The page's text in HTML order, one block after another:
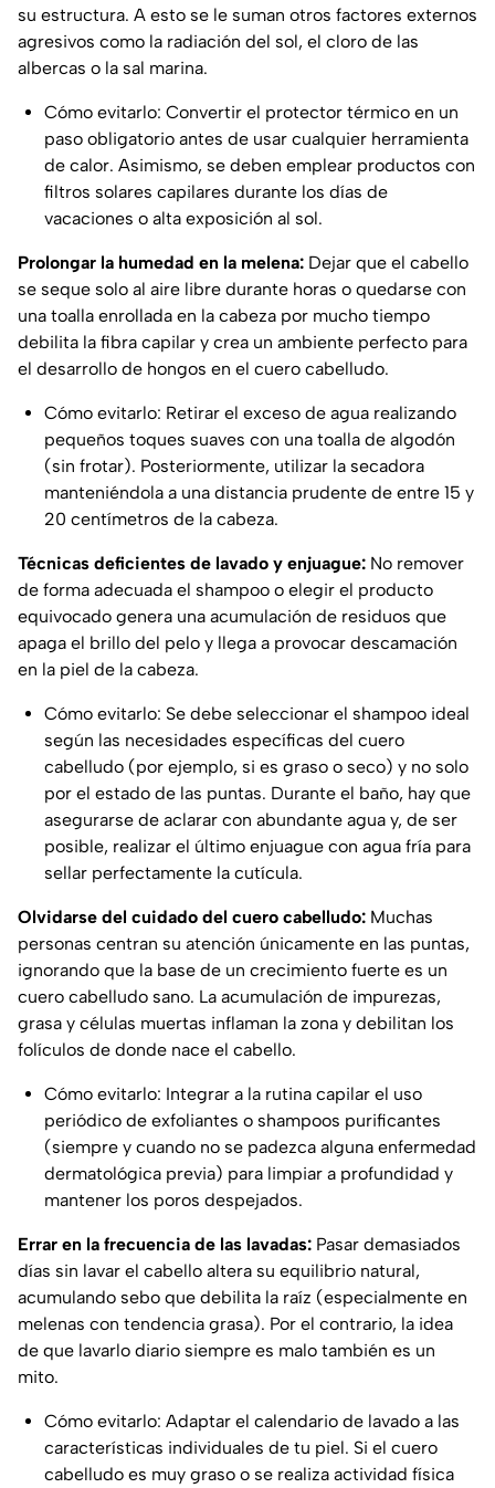
su estructura. A esto se le suman otros factores externos
agresivos como la radiación del sol, el cloro de las
albercas o la sal marina.
Cómo evitarlo: Convertir el protector térmico en un
paso obligatorio antes de usar cualquier herramienta
de calor. Asimismo, se deben emplear productos con
filtros solares capilares durante los días de
vacaciones o alta exposición al sol.
Prolongar la humedad en la melena: Dejar que el cabello
se seque solo al aire libre durante horas o quedarse con
una toalla enrollada en la cabeza por mucho tiempo
debilita la fibra capilar y crea un ambiente perfecto para
el desarrollo de hongos en el cuero cabelludo.
Cómo evitarlo: Retirar el exceso de agua realizando
pequeños toques suaves con una toalla de algodón
(sin frotar). Posteriormente, utilizar la secadora
manteniéndola a una distancia prudente de entre 15 y
20 centímetros de la cabeza.
Técnicas deficientes de lavado y enjuague: No remover
de forma adecuada el shampoo o elegir el producto
equivocado genera una acumulación de residuos que
apaga el brillo del pelo y llega a provocar descamación
en la piel de la cabeza.
Cómo evitarlo: Se debe seleccionar el shampoo ideal
según las necesidades específicas del cuero
cabelludo (por ejemplo, si es graso o seco) y no solo
por el estado de las puntas. Durante el baño, hay que
asegurarse de aclarar con abundante agua y, de ser
posible, realizar el último enjuague con agua fría para
sellar perfectamente la cutícula.
Olvidarse del cuidado del cuero cabelludo: Muchas
personas centran su atención únicamente en las puntas,
ignorando que la base de un crecimiento fuerte es un
cuero cabelludo sano. La acumulación de impurezas,
grasa y células muertas inflaman la zona y debilitan los
folículos de donde nace el cabello.
Cómo evitarlo: Integrar a la rutina capilar el uso
periódico de exfoliantes o shampoos purificantes
(siempre y cuando no se padezca alguna enfermedad
dermatológica previa) para limpiar a profundidad y
mantener los poros despejados.
Errar en la frecuencia de las lavadas: Pasar demasiados
días sin lavar el cabello altera su equilibrio natural,
acumulando sebo que debilita la raíz (especialmente en
melenas con tendencia grasa). Por el contrario, la idea
de que lavarlo diario siempre es malo también es un
mito.
Cómo evitarlo: Adaptar el calendario de lavado a las
características individuales de tu piel. Si el cuero
cabelludo es muy graso o se realiza actividad física